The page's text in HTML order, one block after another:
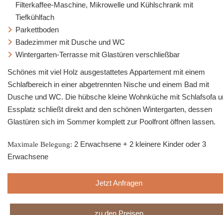
Filterkaffee-Maschine, Mikrowelle und Kühlschrank mit
Tiefkühlfach
Parkettboden
Badezimmer mit Dusche und WC
Wintergarten-Terrasse mit Glastüren verschließbar
Schönes mit viel Holz ausgestattetes Appartement mit einem
Schlafbereich in einer abgetrennten Nische und einem Bad mit
Dusche und WC. Die hübsche kleine Wohnküche mit Schlafsofa
Essplatz schließt direkt and den schönen Wintergarten, dessen
Glastüren sich im Sommer komplett zur Poolfront öffnen lassen.
Maximale Belegung: 2 Erwachsene + 2 kleinere Kinder oder 3
Erwachsene
Jetzt Anfragen
zu den Preisen